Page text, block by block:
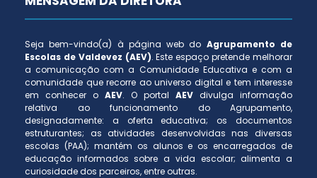
Seja bem-vindo(a) à página web do Agrupamento de
Escolas de Valdevez (AEV). Este espaço pretende melhorar
a comunicação com a Comunidade Educativa e com a
comunidade que recorre ao universo digital e tem interesse
em conhecer o AEV. O portal AEV divulga informação
relativa ao funcionamento do Agrupamento,
designadamente: a oferta educativa; os documentos
estruturantes; as atividades desenvolvidas nas diversas
escolas (PAA); mantém os alunos e os encarregados de
educação informados sobre a vida escolar; alimenta a
curiosidade dos parceiros, entre outras.